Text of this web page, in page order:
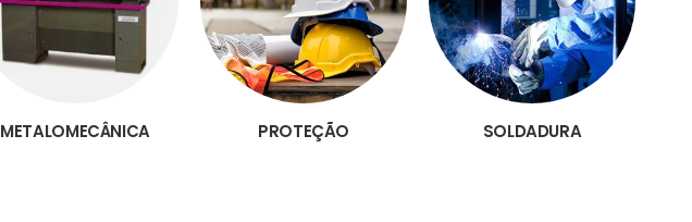
METALOMECÂNICA PROTEÇÃO SOLDADURA